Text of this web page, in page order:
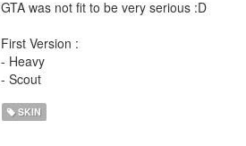
GTA was not fit to be very serious :D
First Version :
- Heavy
- Scout
SKIN